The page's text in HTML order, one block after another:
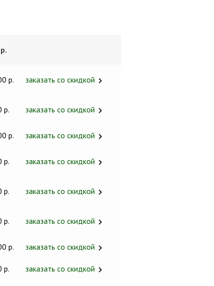
р. заказать со скидкой
р. заказать со скидкой
р. заказать со скидкой
р. заказать со скидкой
р. заказать со скидкой
р. заказать со скидкой
р. заказать со скидкой
р. заказать со скидкой